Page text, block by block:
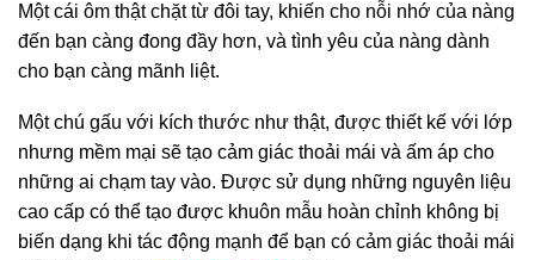
Một cái ôm thật chặt từ đôi tay, khiến cho nỗi nhớ của nàng
đến bạn càng đong đầy hơn, và tình yêu của nàng dành
cho bạn càng mãnh liệt.
Một chú gấu với kích thước như thật, được thiết kế với lớp
nhưng mềm mại sẽ tạo cảm giác thoải mái và ấm áp cho
những ai chạm tay vào. Được sử dụng những nguyên liệu
cao cấp có thể tạo được khuôn mẫu hoàn chỉnh không bị
biến dạng khi tác động mạnh để bạn có cảm giác thoải mái